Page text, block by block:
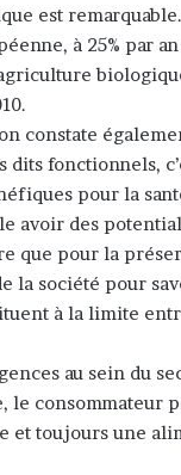
est
à 25% par
constate
fonctionnels,
pour la
avoir des
que pour la
la société pour
à la limite
au sein du
le consommateur
et toujours une